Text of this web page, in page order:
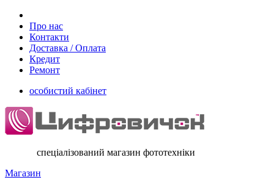
Про нас
Контакти
Доставка / Оплата
Кредит
Ремонт
особистий кабінет
спеціалізований магазин фототехніки
Магазин